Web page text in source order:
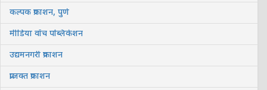
कल्पक प्रकाशन, पुणे
मीडिया वॉच पब्लिकेशन
उद्यमनगरी प्रकाशन
प्राजक्त प्रकाशन